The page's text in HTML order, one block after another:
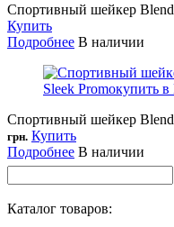
Спортивный шейкер
Купить
Подробнее В наличии
Спортивный шейкер
грн. Купить
Подробнее В наличии
Каталог товаров: